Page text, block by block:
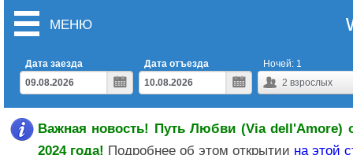
МЕНЮ
Дата заезда
Дата отъезда
2 взрослых
Ночей: 1
Важная новость! Путь Любви (Via dell'Amore)
2024 года! Подробнее об этом открытии на этой